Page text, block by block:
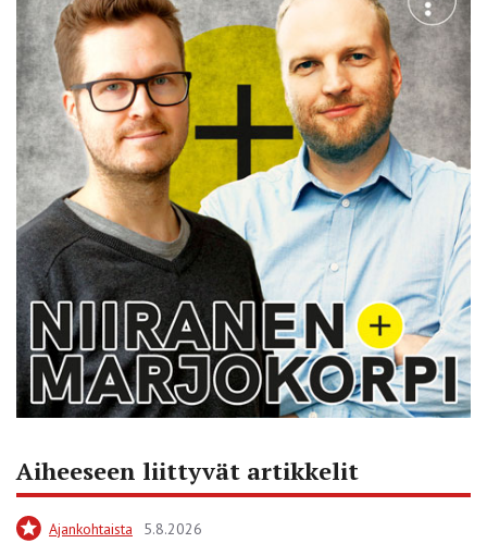
Aiheeseen liittyvät artikkelit
Ajankohtaista 5.8.2026